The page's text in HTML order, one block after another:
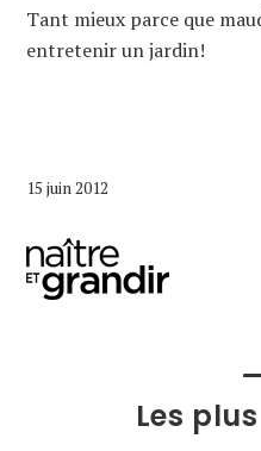
Tant mieux parce que
entretenir un jardin!
15 juin 2012
Les